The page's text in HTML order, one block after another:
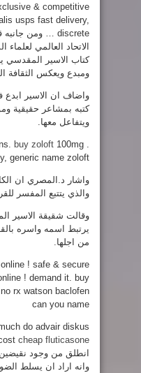
& competitive
usps fast delivery,
discrete …
ومن
الاتحاد العالمي
كتاب الاسير المقدسي
ومبدع ويعكس الثقافة
واضاف ان الاسير ابدع
كتبه بمشاعر حقيقية
ويتفاعل معها.
buy zoloft 100mg .
generic name zoloft.
واشار د.المصري ان
والذي يتتبع المفسر
وقالت شقيقة الاسير
يرتبط اسمه واسره
من اجلها.
! safe & secure
! demand it. buy
no rx watson baclofen
can you name
do advair diskus
cheap fluticasone
انطلق من وجود
وانه اراد ان يسلط